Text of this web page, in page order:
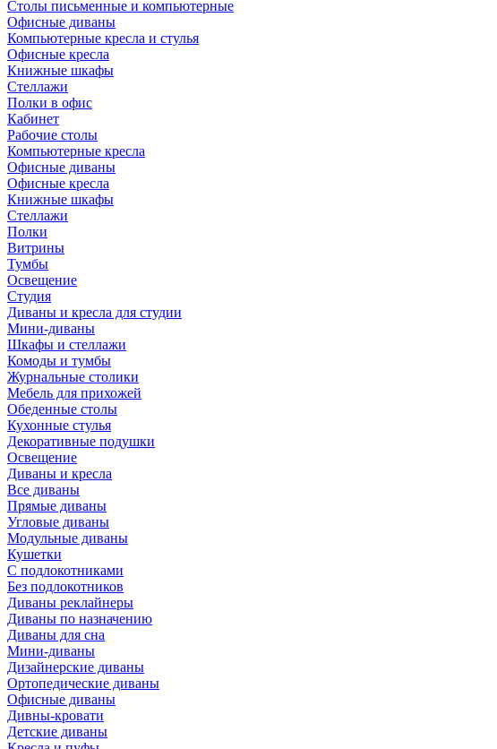
Столы письменные и компьютерные
Офисные диваны
Компьютерные кресла и стулья
Офисные кресла
Книжные шкафы
Стеллажи
Полки в офис
Кабинет
Рабочие столы
Компьютерные кресла
Офисные диваны
Офисные кресла
Книжные шкафы
Стеллажи
Полки
Витрины
Тумбы
Освещение
Студия
Диваны и кресла для студии
Мини-диваны
Шкафы и стеллажи
Комоды и тумбы
Журнальные столики
Мебель для прихожей
Обеденные столы
Кухонные стулья
Декоративные подушки
Освещение
Диваны и кресла
Все диваны
Прямые диваны
Угловые диваны
Модульные диваны
Кушетки
С подлокотниками
Без подлокотников
Диваны реклайнеры
Диваны по назначению
Диваны для сна
Мини-диваны
Дизайнерские диваны
Ортопедические диваны
Офисные диваны
Дивны-кровати
Детские диваны